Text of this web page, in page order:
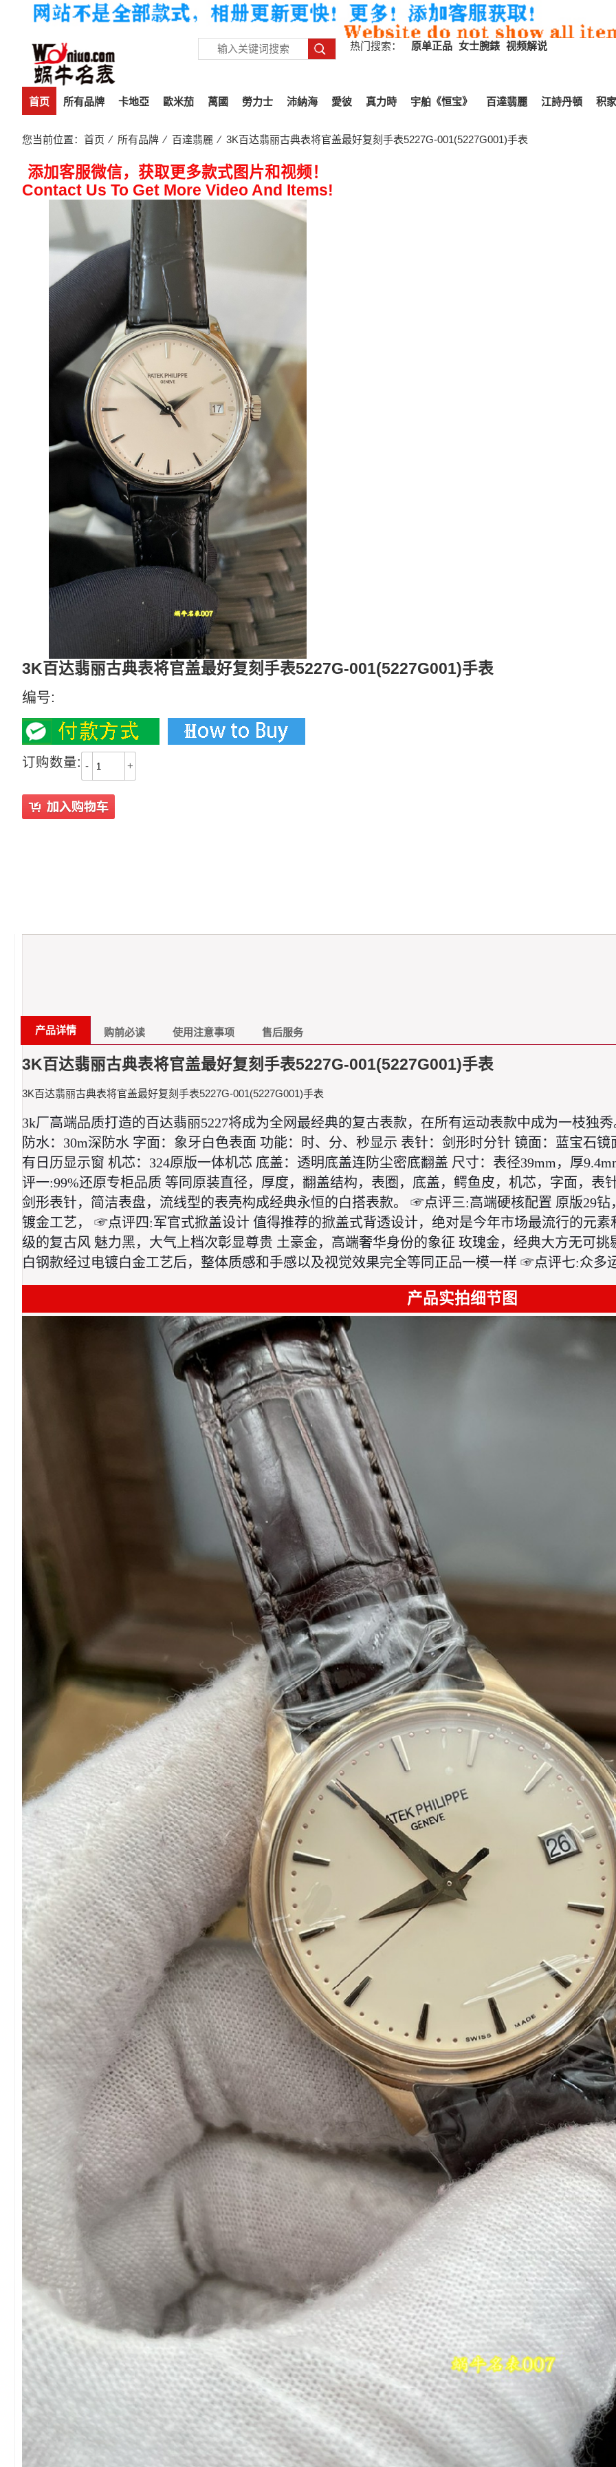
热门搜索： 原单正品 女士腕錶 视频解说
首页 所有品牌 卡地亞 歐米茄 萬國 勞力士 沛納海 愛彼 真力時 宇舶《恒宝》 百達翡麗 江詩丹頓 积家
您当前位置： 首页 ⁄ 所有品牌 ⁄ 百達翡麗 ⁄ 3K百达翡丽古典表将官盖最好复刻手表5227G-001(5227G001)手表
添加客服微信，获取更多款式图片和视频！
Contact Us To Get More Video And Items!
3K百达翡丽古典表将官盖最好复刻手表5227G-001(5227G001)手表
编号:
订购数量: - +
产品详情 购前必读 使用注意事项 售后服务
3K百达翡丽古典表将官盖最好复刻手表5227G-001(5227G001)手表
3K百达翡丽古典表将官盖最好复刻手表5227G-001(5227G001)手表
3k厂高端品质打造的百达翡丽5227将成为全网最经典的复古表款，在所有运动表款中成为一枝独
防水：30m深防水 字面：象牙白色表面 功能：时、分、秒显示 表针：剑形时分针 镜面：蓝宝石
有日历显示窗 机芯：324原版一体机芯 底盖：透明底盖连防尘密底翻盖 尺寸：表径39mm，厚
评一:99%还原专柜品质 等同原装直径，厚度，翻盖结构，表圈，底盖，鳄鱼皮，机芯，字面，
剑形表针，简洁表盘，流线型的表壳构成经典永恒的白搭表款。 ☞点评三:高端硬核配置 原版29
镀金工艺， ☞点评四:军官式掀盖设计 值得推荐的掀盖式背透设计，绝对是今年市场最流行的元
级的复古风 魅力黑，大气上档次彰显尊贵 土豪金，高端奢华身份的象征 玫瑰金，经典大方无可
白钢款经过电镀白金工艺后，整体质感和手感以及视觉效果完全等同正品一模一样 ☞点评七:众多
产品实拍细节图